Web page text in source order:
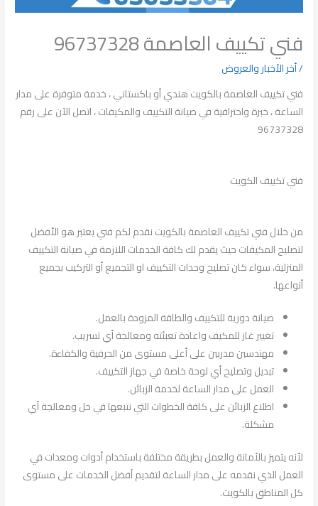
فني تكييف العاصمة 96737328
/أخر الأخبار والعروض
فني تكييف العاصمة بالكويت هندي أو باكستاني ، خدمة متوفرة على مدار
الساعة ، خبرة واحترافية في صيانة التكييف والمكيفات ، اتصل الآن على رقم
96737328
فني تكييف الكويت
من خلال فني تكييف العاصمة بالكويت نقدم لكم فني يعتبر هو الأفضل
لتصليح المكيفات حيث يقدم لك كافة الخدمات اللازمة في صيانة التكييف
المنزلية، سواء كان تصليح وحدات التكييف او التجميع أو التركيب بجميع
أنواعها.
صيانة دورية للتكييف والطاقة المزودة بالعمل.
تغيير غاز للمكيف واعادة تعبئته ومعالجة أي تسريب.
مهندسين مدربين على أعلى مستوى من الحرفية والكفاءة.
تبديل وتصليح أي لوحة خاصة في جهاز التكييف.
العمل على مدار الساعة لخدمة الزبائن.
اطلاع الزبائن على كافة الخطوات التي نتبعها في حل ومعالجة أي
مشكلة.
لأنه يتميز بالأمانة والعمل بطريقة مختلفة باستخدام أدوات ومعدات في
العمل الذي نقدمه على مدار الساعة لتقديم أفضل الخدمات على مستوى
كل المناطق بالكويت.